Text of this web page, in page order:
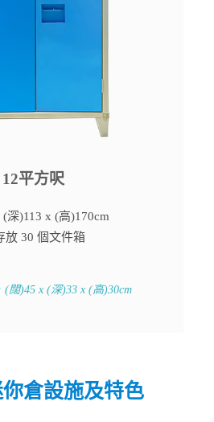
12平方呎
深)113 x (高)170cm
放 30 個文件箱
闊)45 x (深)33 x (高)30cm
倉設施及特色